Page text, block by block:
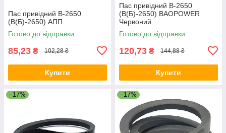
Пас привідний B-2650
(B(Б)-2650) АПП
Готово до відправки
85,23 ₴ 102,28 ₴
Купити
Пас привідний B-2650
(B(Б)-2650) BAOPOWER
Червоний
Готово до відправки
120,73 ₴ 144,88 ₴
Купити
–17% –17%